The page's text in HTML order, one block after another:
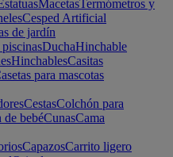
EstatuasMacetasTermómetros y
Cesped Artificial
de jardín
DuchaHinchable
HinchablesCasitas
para mascotas
CestasColchón para
de bebéCunasCama
CapazosCarrito ligero